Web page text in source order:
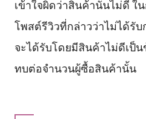
เข้าใจผิดว่าสินค้านั้นไม่ดี ใ
โพสต์รีวิวที่กล่าวว่าไม่ได้รั
จะได้รับโดยมีสินค้าไม่ดีเป็น
ทบต่อจำนวนผู้ซื้อสินค้านั้น